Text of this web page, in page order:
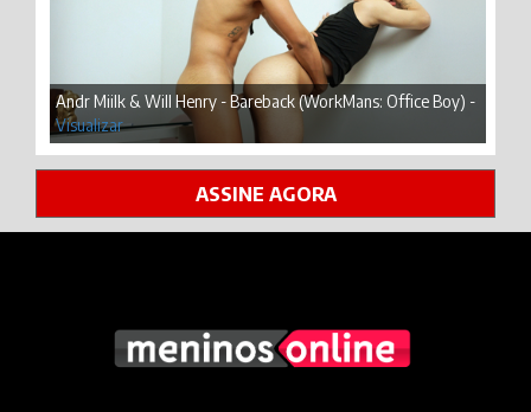
Andr Miilk & Will Henry - Bareback (WorkMans: Office Boy) -
Visualizar
ASSINE AGORA